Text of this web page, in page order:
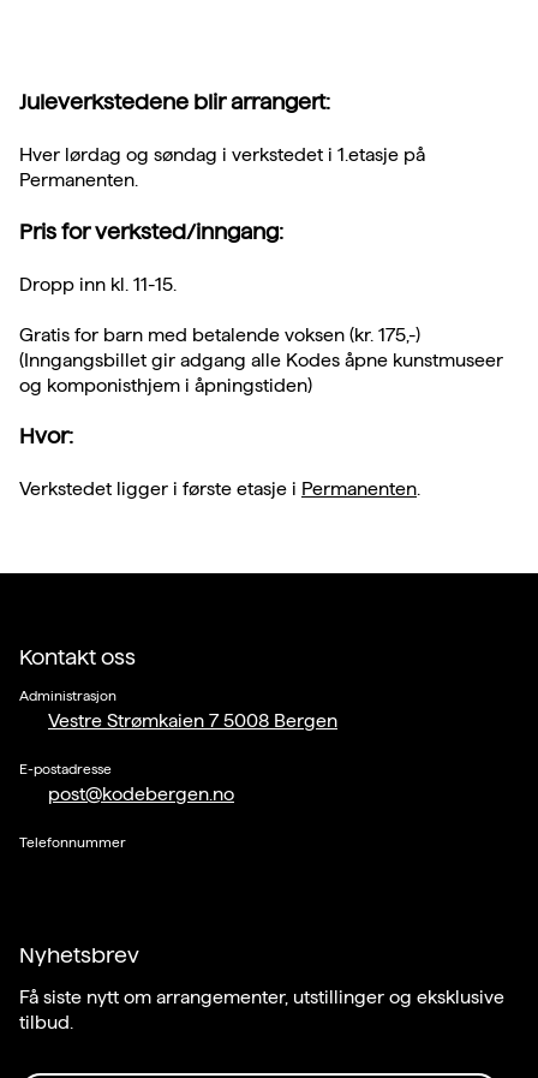
Juleverkstedene blir arrangert:
Hver lørdag og søndag i verkstedet i 1.etasje på
Permanenten.
Pris for verksted/inngang:
Dropp inn kl. 11-15.
Gratis for barn med betalende voksen (kr. 175,-)
(Inngangsbillet gir adgang alle Kodes åpne kunstmuseer
og komponisthjem i åpningstiden)
Hvor:
Verkstedet ligger i første etasje i Permanenten.
Kontakt oss
Administrasjon
Vestre Strømkaien 7 5008 Bergen
E-postadresse
post@kodebergen.no
Telefonnummer
Nyhetsbrev
Få siste nytt om arrangementer, utstillinger og eksklusive
tilbud.